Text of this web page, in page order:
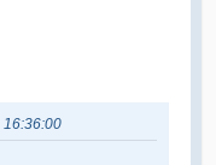
16:36:00